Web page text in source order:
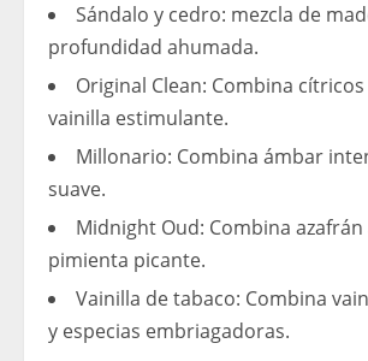
Sándalo y cedro: mezcla de
profundidad ahumada.
Original Clean: Combina
vainilla estimulante.
Millonario: Combina ámbar
suave.
Midnight Oud: Combina
pimienta picante.
Vainilla de tabaco: Combina
y especias embriagadoras.